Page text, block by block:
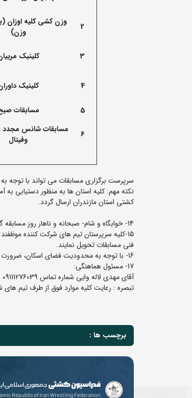
2
وزن کشی کلیه اوزان
وزن)
3 کلینیک
4 کلینیک
5
مسابقات
6
مسابقات شانس مجدد
وفینال
سرپرست برگزاری مسابقات می تواند با توجه به
کشتی استان مازندران ارسال گردد.
14- خوابگاه و شام- صبحانه و ناهار روز مسابقه گروه های سنی توسط میزبان تامین و تدارک دیده خواهد شد.
فنی مسابقات تحویل نمایند.
16- با توجه به محدودیت فضای اسکان، ضرورت دارد کلیه نفرات و تیم‌ها از آوردن همراه جداَ خودداری نمایند.
17- مسئول هماهنگی:
آقای مهدی لاله وایی شماره تماس 09111276039 - آقای ایرج نائیجی شماره تماس 09111278702.
تبصره : رعایت کلیه موارد فوق از طرف تیم های
برچسب ها :